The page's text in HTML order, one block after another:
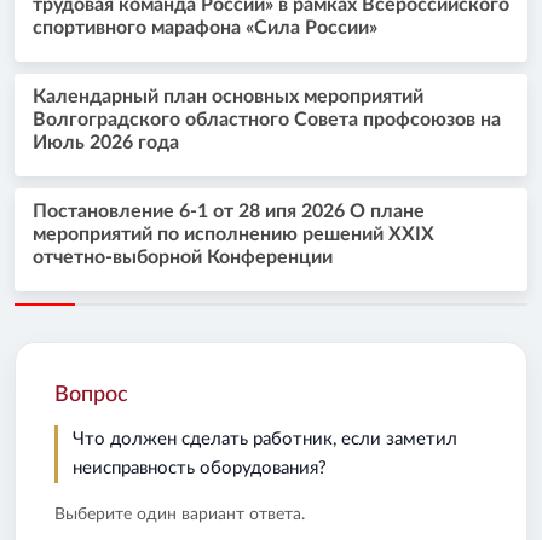
трудовая команда России» в рамках Всероссийского
спортивного марафона «Сила России»
Календарный план основных мероприятий
Волгоградского областного Совета профсоюзов на
Июль 2026 года
Постановление 6-1 от 28 ипя 2026 О плане
мероприятий по исполнению решений XXIX
отчетно-выборной Конференции
Вопрос
Что должен сделать работник, если заметил
неисправность оборудования?
Выберите один вариант ответа.